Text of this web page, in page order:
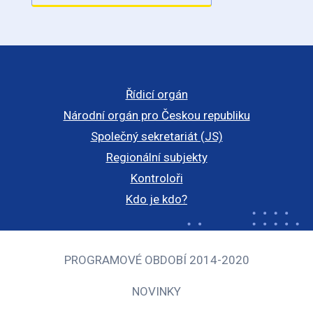
Řídicí orgán
Národní orgán pro Českou republiku
Společný sekretariát (JS)
Regionální subjekty
Kontroloři
Kdo je kdo?
PROGRAMOVÉ OBDOBÍ 2014-2020
NOVINKY